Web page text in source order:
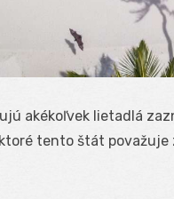
akékoľvek lietadlá
tento štát považuje